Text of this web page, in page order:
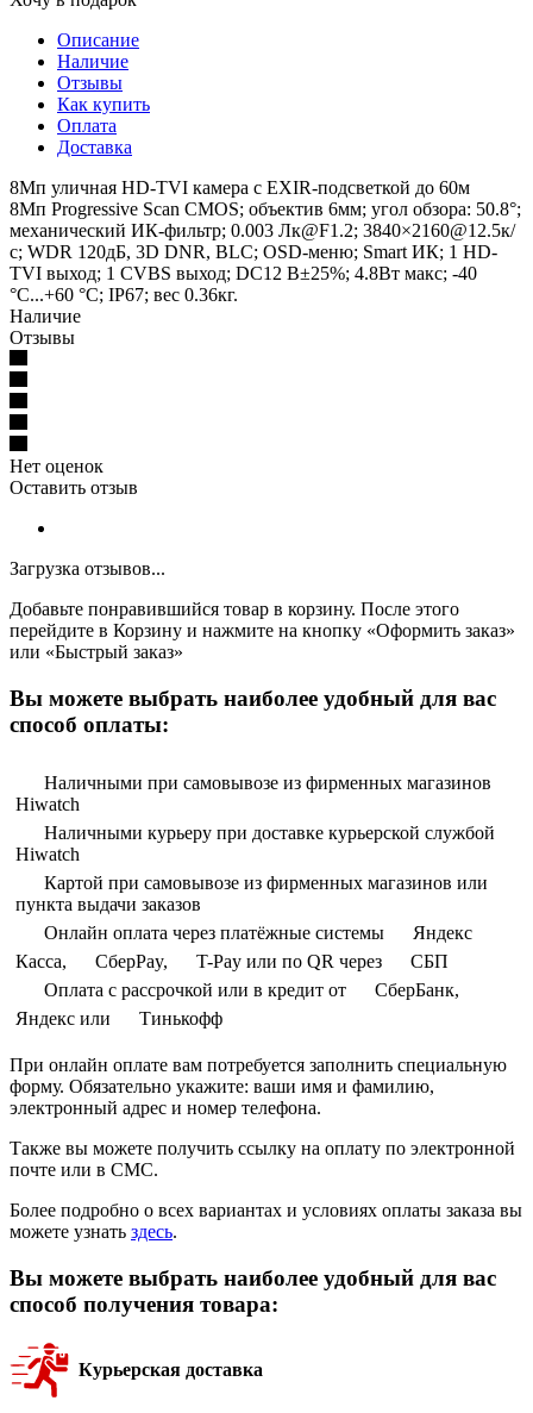
Описание
Наличие
Отзывы
Как купить
Оплата
Доставка
8Мп уличная HD-TVI камера с EXIR-подсветкой до 60м
8Мп Progressive Scan CMOS; объектив 6мм; угол обзора: 50.8°;
механический ИК-фильтр; 0.003 Лк@F1.2; 3840×2160@12.5к/
с; WDR 120дБ, 3D DNR, BLC; OSD-меню; Smart ИК; 1 HD-
TVI выход; 1 CVBS выход; DC12 В±25%; 4.8Вт макс; -40
°C...+60 °C; IP67; вес 0.36кг.
Наличие
Отзывы
Нет оценок
Оставить отзыв
Загрузка отзывов...
Добавьте понравившийся товар в корзину. После этого
перейдите в Корзину и нажмите на кнопку «Оформить заказ»
или «Быстрый заказ»
Вы можете выбрать наиболее удобный для вас
способ оплаты:
Наличными при самовывозе из фирменных магазинов
Hiwatch
Наличными курьеру при доставке курьерской службой
Hiwatch
Картой при самовывозе из фирменных магазинов или
пункта выдачи заказов
Онлайн оплата через платёжные системы
Яндекс
Касса,
СберPay, T-Pay или по QR через
СБП
Оплата с рассрочкой или в кредит от
СберБанк,
Яндекс или
Тинькофф
При онлайн оплате вам потребуется заполнить специальную
форму. Обязательно укажите: ваши имя и фамилию,
электронный адрес и номер телефона.
Также вы можете получить ссылку на оплату по электронной
почте или в СМС.
Более подробно о всех вариантах и условиях оплаты заказа вы
можете узнать здесь.
Вы можете выбрать наиболее удобный для вас
способ получения товара:
Курьерская доставка